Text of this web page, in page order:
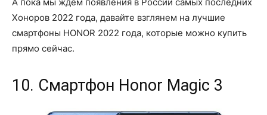
Хоноров 2022 года, давайте взглянем на лучшие
смартфоны HONOR 2022 года, которые можно купить
прямо сейчас.
10. Смартфон Honor Magic 3